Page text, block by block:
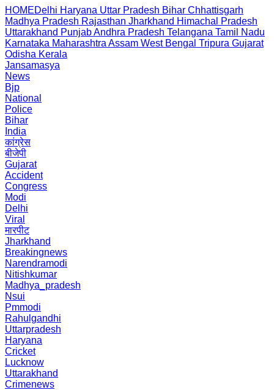
HOMEDelhi Haryana Uttar Pradesh Bihar Chhattisgarh
Madhya Pradesh Rajasthan Jharkhand Himachal Pradesh
Uttarakhand PunjabAndhra Pradesh Telangana Tamil Nadu
Karnataka Maharashtra Assam West Bengal Tripura Gujarat
Odisha Kerala
Jansamasya
News
Bjp
National
Police
Bihar
India
कांग्रेस
बीजेपी
Gujarat
Accident
Congress
Modi
Delhi
Viral
मारपीट
Jharkhand
Breakingnews
Narendramodi
Nitishkumar
Madhya_pradesh
Nsui
Pmmodi
Rahulgandhi
Uttarpradesh
Haryana
Cricket
Lucknow
Uttarakhand
Crimenews